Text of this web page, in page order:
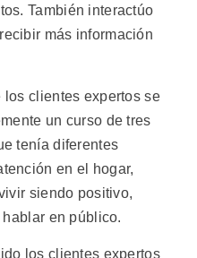
También interactúo
más información
los clientes expertos se
un curso de tres
tenía diferentes
en el hogar,
siendo positivo,
en público.
los clientes expertos